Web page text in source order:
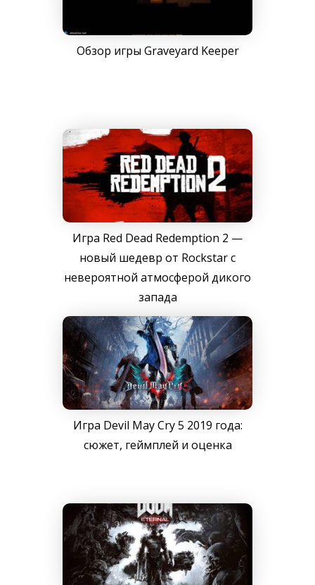
Обзор игры Graveyard Keeper
Игра Red Dead Redemption 2 —
новый шедевр от Rockstar с
невероятной атмосферой дикого
запада
Игра Devil May Cry 5 2019 года:
сюжет, геймплей и оценка